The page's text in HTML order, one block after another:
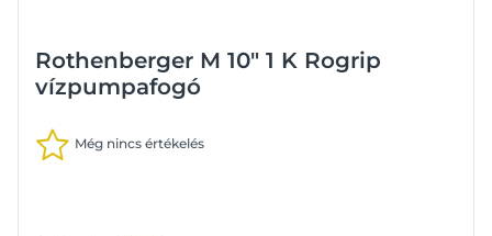
Rothenberger M 10" 1 K Rogrip
vízpumpafogó
Még nincs értékelés